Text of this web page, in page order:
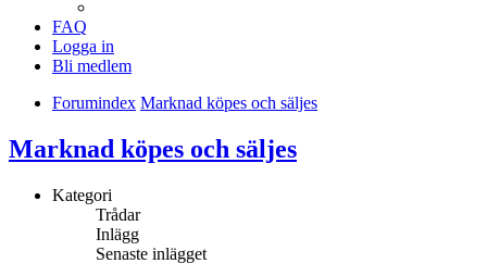
FAQ
Logga in
Bli medlem
Forumindex Marknad köpes och säljes
Marknad köpes och säljes
Kategori
Trådar
Inlägg
Senaste inlägget